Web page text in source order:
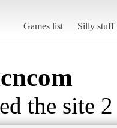
Games list Silly stuff
the site